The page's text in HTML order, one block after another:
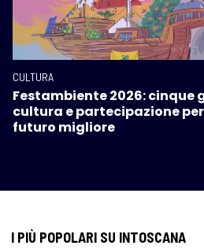
CULTURA
Festambiente 2026: cinque
cultura e partecipazione
futuro migliore
I PIÙ POPOLARI SU INTOSCANA